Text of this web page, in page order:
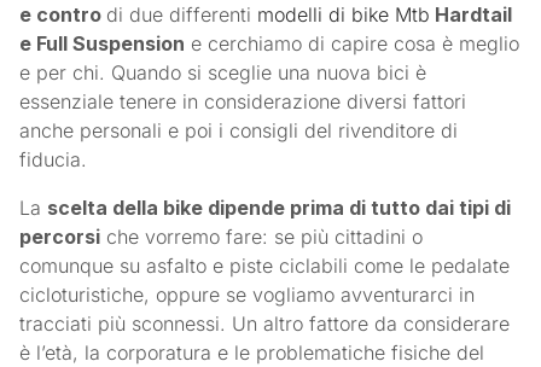
e contro di due differenti modelli di bike Mtb Hardtail
e Full Suspension e cerchiamo di capire cosa è meglio
e per chi. Quando si sceglie una nuova bici è
essenziale tenere in considerazione diversi fattori
anche personali e poi i consigli del rivenditore di
fiducia.
La scelta della bike dipende prima di tutto dai tipi di
percorsi che vorremo fare: se più cittadini o
comunque su asfalto e piste ciclabili come le pedalate
cicloturistiche, oppure se vogliamo avventurarci in
tracciati più sconnessi. Un altro fattore da considerare
è l’età, la corporatura e le problematiche fisiche del